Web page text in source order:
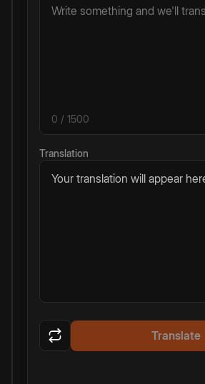
0 / 1500
Translation
Your translation will appear
Translate